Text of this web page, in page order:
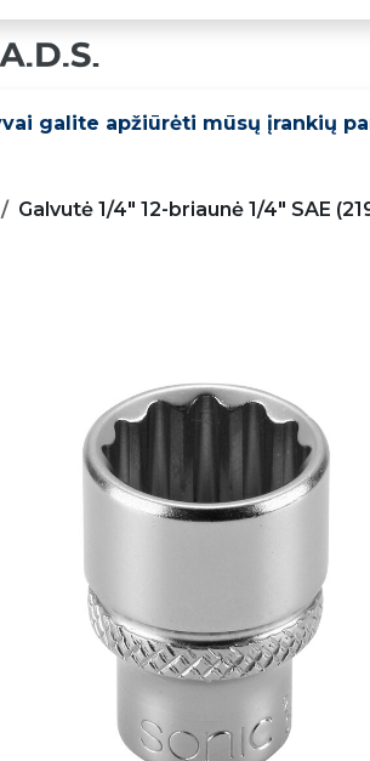
galite apžiūrėti mūsų įrankių
Galvutė 1/4" 12-briaunė 1/4" SAE